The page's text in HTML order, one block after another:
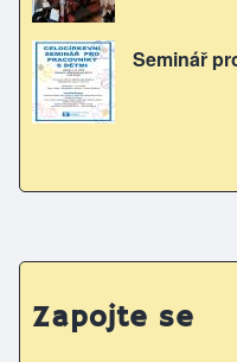
Seminář
Zapojte se